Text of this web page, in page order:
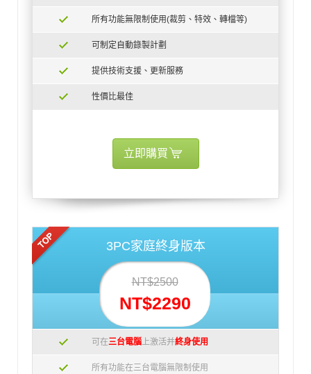
所有功能無限制使用(裁剪、特效、轉檔等)
可制定自動錄製計劃
提供技術支援、更新服務
性價比最佳
立即購買
3PC家庭終身版本
NT$2500
NT$2290
可在三台電腦上激活并終身使用
所有功能在三台電腦無限制使用